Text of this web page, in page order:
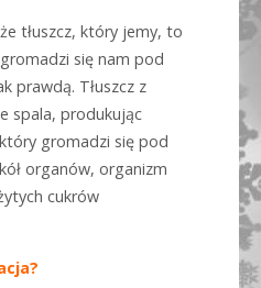
tłuszcz, który jemy, to
się nam pod
prawdą. Tłuszcz z
spala, produkując
gromadzi się pod
organów, organizm
cukrów